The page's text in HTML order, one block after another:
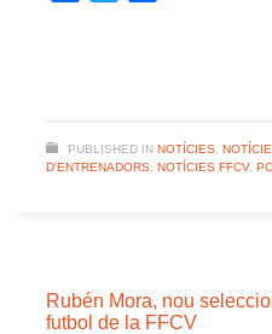
PUBLISHED IN NOTÍCIES,
D'ENTRENADORS, NOTÍCIES FFCV,
Rubén Mora, nou
futbol de la FFCV